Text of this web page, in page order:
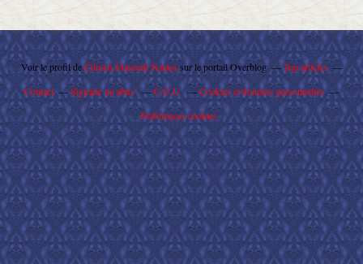
Voir le profil deCitroën Maserati Nantessur le portail Overblog
Top articles
Contact
Signaler un abus C.G.U.
Cookies et données personnelles
Préférences cookies